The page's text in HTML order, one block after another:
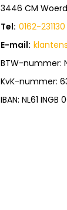
3446 CM
Tel: 0162-231130
E-mail:
BTW-nummer:
KvK-nummer:
IBAN: NL61